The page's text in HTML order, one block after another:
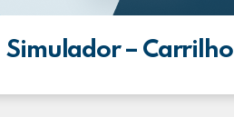
Simulador – Carrilho